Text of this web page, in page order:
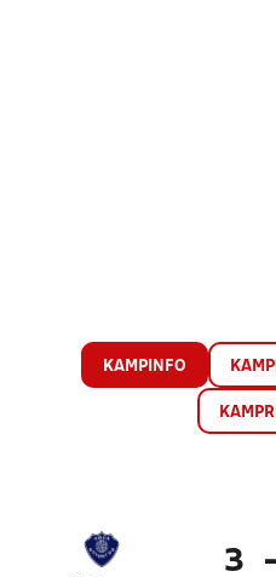
KAMPINFO
3 -